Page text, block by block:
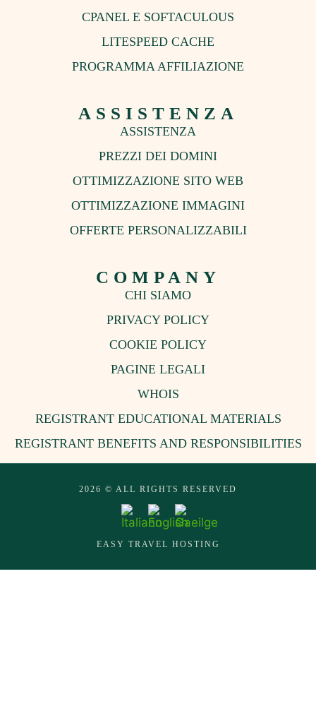
CPANEL E SOFTACULOUS
LITESPEED CACHE
PROGRAMMA AFFILIAZIONE
ASSISTENZA
ASSISTENZA
PREZZI DEI DOMINI
OTTIMIZZAZIONE SITO WEB
OTTIMIZZAZIONE IMMAGINI
OFFERTE PERSONALIZZABILI
COMPANY
CHI SIAMO
PRIVACY POLICY
COOKIE POLICY
PAGINE LEGALI
WHOIS
REGISTRANT EDUCATIONAL MATERIALS
REGISTRANT BENEFITS AND RESPONSIBILITIES
2026 © ALL RIGHTS RESERVED
EASY TRAVEL HOSTING